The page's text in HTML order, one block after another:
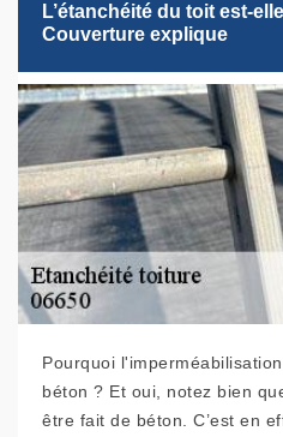
L’étanchéité du toit est-
Couverture explique
Pourquoi
béton ? Et oui, notez bien
être fait de béton. C’est en